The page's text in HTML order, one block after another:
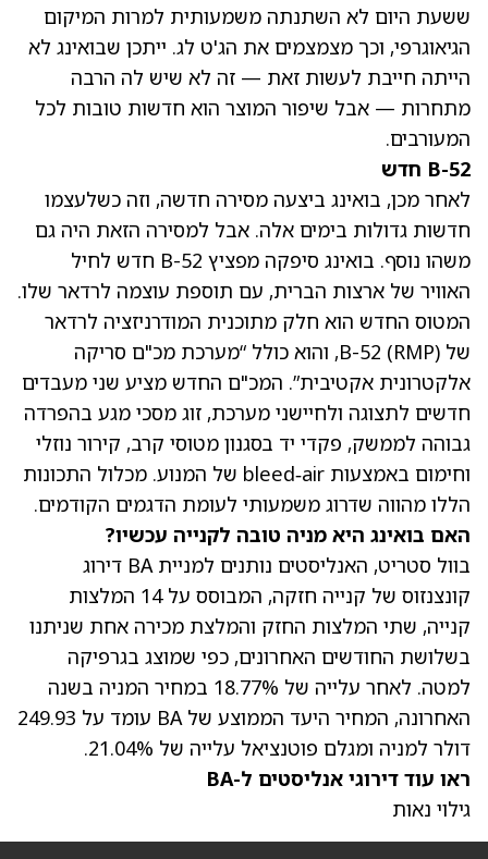
ששעת היום לא השתנתה משמעותית למרות המיקום
הגיאוגרפי, וכך מצמצמים את הג'ט לג. ייתכן שבואינג לא
הייתה חייבת לעשות זאת — זה לא שיש לה הרבה
מתחרות — אבל שיפור המוצר הוא חדשות טובות לכל
המעורבים.
B-52 חדש
לאחר מכן, בואינג ביצעה מסירה חדשה, וזה כשלעצמו
חדשות גדולות בימים אלה. אבל למסירה הזאת היה גם
משהו נוסף. בואינג סיפקה מפציץ B-52 חדש לחיל
האוויר של ארצות הברית, עם תוספת עוצמה לרדאר שלו.
המטוס החדש הוא חלק מתוכנית המודרניזציה לרדאר
של B-52 (RMP), והוא כולל “מערכת מכ"ם סריקה
אלקטרונית אקטיבית”. המכ"ם החדש מציע שני מעבדים
חדשים לתצוגה ולחיישני מערכת, זוג מסכי מגע בהפרדה
גבוהה לממשק, פקדי יד בסגנון מטוסי קרב, קירור נוזלי
וחימום באמצעות bleed‑air של המנוע. מכלול התכונות
הללו מהווה שדרוג משמעותי לעומת הדגמים הקודמים.
האם בואינג היא מניה טובה לקנייה עכשיו?
בוול סטריט, האנליסטים נותנים למניית BA דירוג
קונצנזוס של קנייה חזקה, המבוסס על 14 המלצות
קנייה, שתי המלצות החזק והמלצת מכירה אחת שניתנו
בשלושת החודשים האחרונים, כפי שמוצג בגרפיקה
למטה. לאחר עלייה של 18.77% ב
מחיר המניה בשנה
האחרונה, המחיר היעד הממוצע של BA
עומד על 249.93
דולר למניה ומגלם פוטנציאל עלייה של 21.04%.
ראו עוד דירוגי אנליסטים ל-BA
גילוי נאות